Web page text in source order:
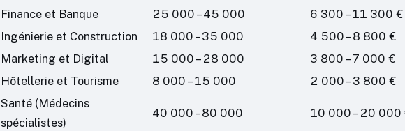
Finance et Banque
25 000 – 45 000
6 300 – 11 300 €
Ingénierie et Construction
18 000 – 35 000
4 500 – 8 800 €
Marketing et Digital
15 000 – 28 000
3 800 – 7 000 €
Hôtellerie et Tourisme
8 000 – 15 000
2 000 – 3 800 €
Santé (Médecins
spécialistes)
40 000 – 80 000 10 000 – 20 000